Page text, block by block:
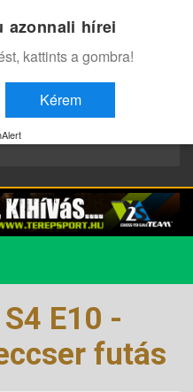
E10 -
futás
azonnali hírei
kattints a gombra!
Kérem